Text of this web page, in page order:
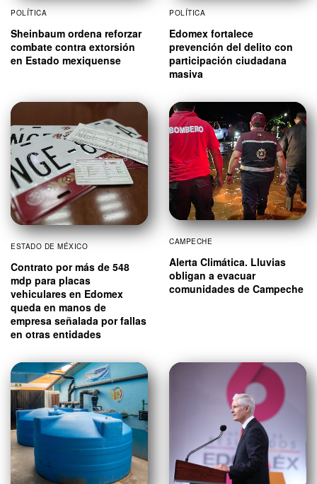
POLÍTICA
Sheinbaum ordena reforzar
combate contra extorsión
en Estado mexiquense
POLÍTICA
Edomex fortalece
prevención del delito con
participación ciudadana
masiva
ESTADO DE MÉXICO
Contrato por más de 548
mdp para placas
vehiculares en Edomex
queda en manos de
empresa señalada por fallas
en otras entidades
CAMPECHE
Alerta Climática. Lluvias
obligan a evacuar
comunidades de Campeche